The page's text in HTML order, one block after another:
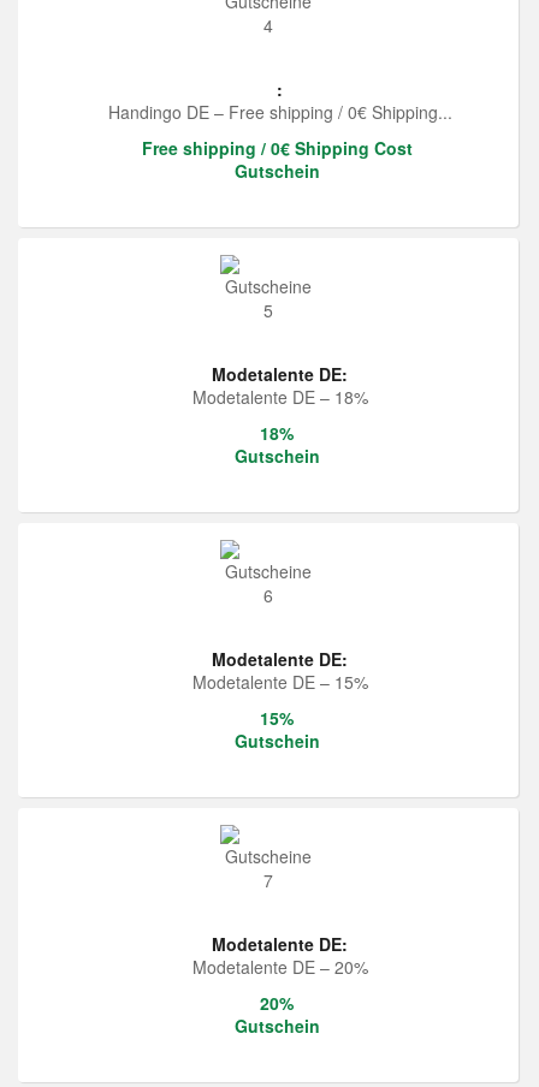
:
Handingo DE – Free shipping / 0€ Shipping...
Free shipping / 0€ Shipping Cost
Gutschein
Modetalente DE:
Modetalente DE – 18%
18%
Gutschein
Modetalente DE:
Modetalente DE – 15%
15%
Gutschein
Modetalente DE:
Modetalente DE – 20%
20%
Gutschein